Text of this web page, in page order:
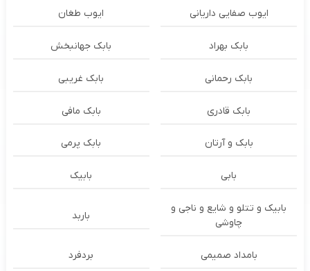
ایوب صفایی داریانی ایوب طغان
بابک بهراد بابک جهانبخش
بابک رحمانی بابک غریبی
بابک قادری بابک مافی
بابک و آرتان بابک پرمی
بابی بابیک
بابیک و تتلو و شایع و ناجی و
چاوشی
باربد
بامداد صمیمی بردفرد